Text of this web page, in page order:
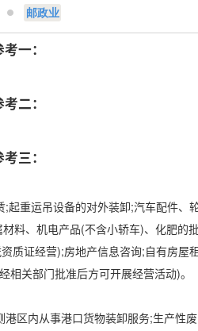
邮政业
一：
二：
三：
起重运吊设备的对外装卸;汽车配件
料、机电产品(不含小轿车)、化肥的
质证经营);房地产信息咨询;自有房
相关部门批准后方可开展经营活动)。
区内从事港口货物装卸服务;生产性